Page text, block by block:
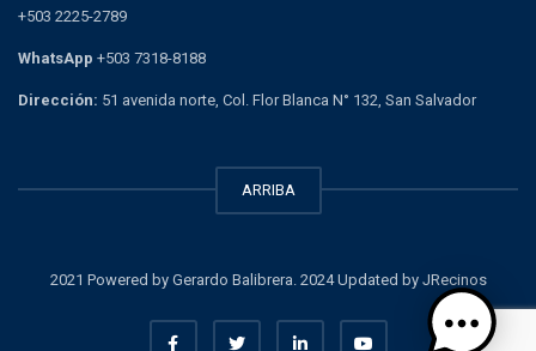
+503 2225-2789
WhatsApp +503 7318-8188
Dirección: 51 avenida norte, Col. Flor Blanca N° 132, San Salvador
ARRIBA
2021 Powered by Gerardo Balibrera. 2024 Updated by JRecinos